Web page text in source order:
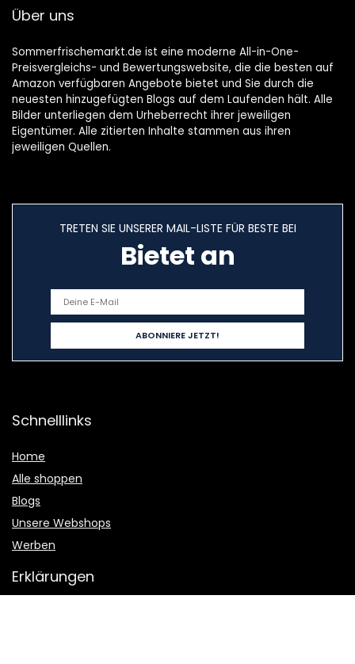
Über uns
Sommerfrischemarkt.de ist eine moderne All-in-One-
Preisvergleichs- und Bewertungswebsite, die die besten auf
Amazon verfügbaren Angebote bietet und Sie durch die
neuesten hinzugefügten Blogs auf dem Laufenden hält. Alle
Bilder unterliegen dem Urheberrecht ihrer jeweiligen
Eigentümer. Alle zitierten Inhalte stammen aus ihren
jeweiligen Quellen.
TRETEN SIE UNSERER MAIL-LISTE FÜR BESTE BEI
Bietet an
Schnelllinks
Home
Alle shoppen
Blogs
Unsere Webshops
Werben
Erklärungen